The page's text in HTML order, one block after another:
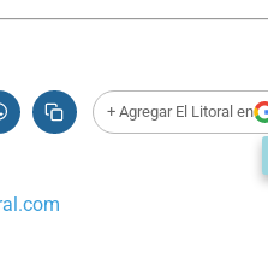
+ Agregar El Litoral en